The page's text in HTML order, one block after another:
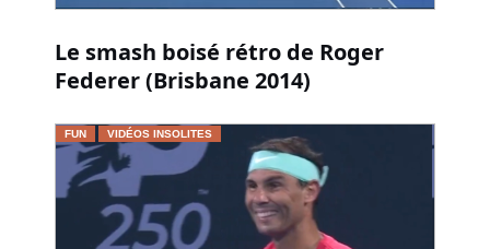
Le smash boisé rétro de Roger
Federer (Brisbane 2014)
FUN VIDÉOS INSOLITES